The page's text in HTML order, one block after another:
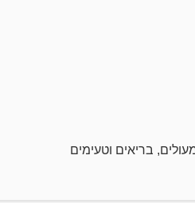
בריאים וטעימים